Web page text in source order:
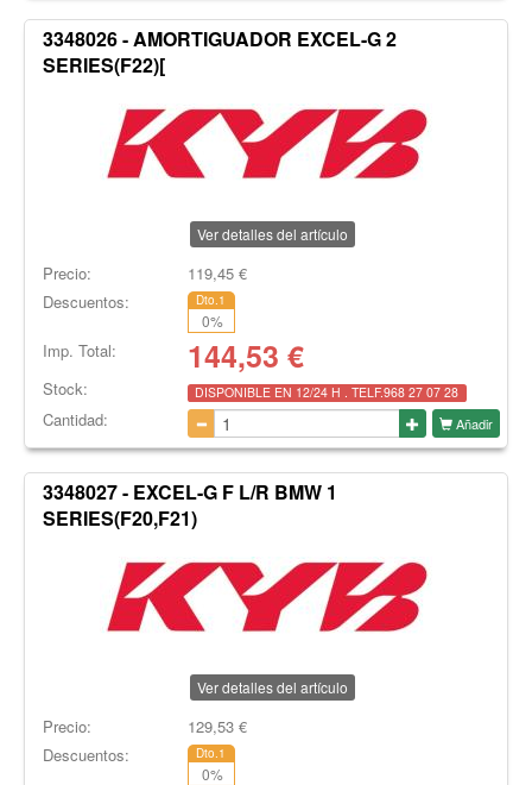
3348026 - AMORTIGUADOR EXCEL-G 2
SERIES(F22)[
Ver detalles del artículo
Precio: 119,45€
Descuentos:
Dto.1
0%
Imp. Total: 144,53 €
Stock: DISPONIBLE EN 12/24 H . TELF.968 27 07 28
Cantidad: Añadir
3348027 - EXCEL-G F L/R BMW 1
SERIES(F20,F21)
Ver detalles del artículo
Precio: 129,53€
Descuentos:
Dto.1
0%